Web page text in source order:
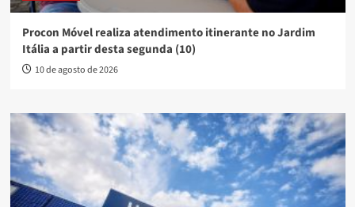
Procon Móvel realiza atendimento itinerante no Jardim
Itália a partir desta segunda (10)
10 de agosto de 2026